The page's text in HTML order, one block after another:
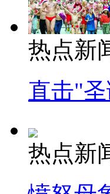
热点新
直击"
热点新